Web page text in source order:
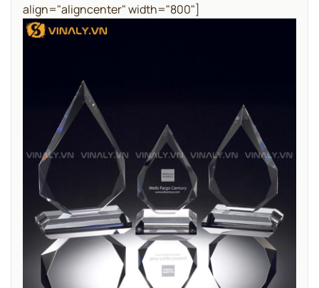
align="aligncenter" width="800"]